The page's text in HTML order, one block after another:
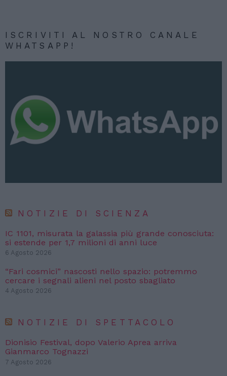
ISCRIVITI AL NOSTRO CANALE
WHATSAPP!
NOTIZIE DI SCIENZA
IC 1101, misurata la galassia più grande conosciuta:
si estende per 1,7 milioni di anni luce
6 Agosto 2026
“Fari cosmici” nascosti nello spazio: potremmo
cercare i segnali alieni nel posto sbagliato
4 Agosto 2026
NOTIZIE DI SPETTACOLO
Dionisio Festival, dopo Valerio Aprea arriva
Gianmarco Tognazzi
7 Agosto 2026